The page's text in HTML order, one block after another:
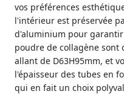
vos préférences
l'intérieur est préservée
d'aluminium pour
poudre de collagène sont
allant de D63H95mm, et
l'épaisseur des tubes en
qui en fait un choix